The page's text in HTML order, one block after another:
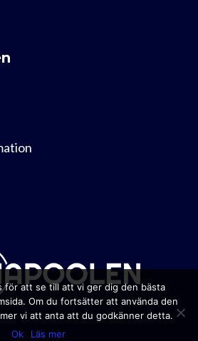
för att se till att vi ger dig den bästa
Om du fortsätter att använda den
vi att anta att du godkänner detta.
Ok
Läs mer